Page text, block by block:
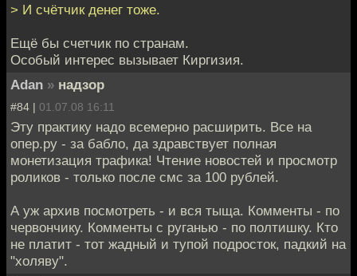
> И счётчик денег тоже.
Ещё бы счетчик по странам.
Особый интерес вызывает Киргизия.
Adan » надзор
#84 | 01.07.08 16:11
Эту практику надо всемерно расширить. Все на
опер.ру - за бабло, да здравствует полная
монетизация трафика! Чтение новостей и просмотр
роликов - только после смс за 100 рублей.
А уж архив посмотреть - и вся тыща. Комменты - по
червончику. Комменты с руганью - по полтишку. Кто
не платит - тот жадный и тупой подросток, падкий на
"холяву".